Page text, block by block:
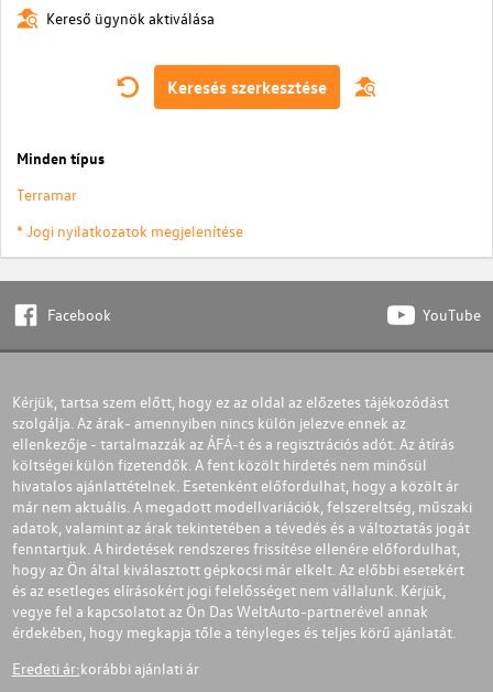
Kereső ügynök aktiválása
Keresés szerkesztése
Minden típus
Terramar
* Jogi nyilatkozatok megjelenítése
Facebook YouTube
Kérjük, tartsa szem előtt, hogy ez az oldal az előzetes tájékozódást
szolgálja. Az árak- amennyiben nincs külön jelezve ennek az
ellenkezője - tartalmazzák az ÁFÁ-t és a regisztrációs adót. Az átírás
költségei külön fizetendők. A fent közölt hirdetés nem minősül
hivatalos ajánlattételnek. Esetenként előfordulhat, hogy a közölt ár
már nem aktuális. A megadott modellvariációk, felszereltség, műszaki
adatok, valamint az árak tekintetében a tévedés és a változtatás jogát
fenntartjuk. A hirdetések rendszeres frissítése ellenére előfordulhat,
hogy az Ön által kiválasztott gépkocsi már elkelt. Az előbbi esetekért
és az esetleges elírásokért jogi felelősséget nem vállalunk. Kérjük,
vegye fel a kapcsolatot az Ön Das WeltAuto-partnerével annak
érdekében, hogy megkapja tőle a tényleges és teljes körű ajánlatát.
Eredeti ár:korábbi ajánlati ár